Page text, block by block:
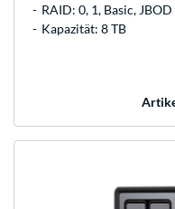
RAID: 0, 1, Basic, JBOD
Kapazität: 8 TB